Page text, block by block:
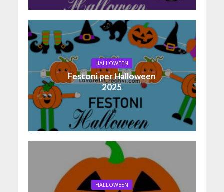
HALLOWEEN
Festoni per Halloween
2025
HALLOWEEN